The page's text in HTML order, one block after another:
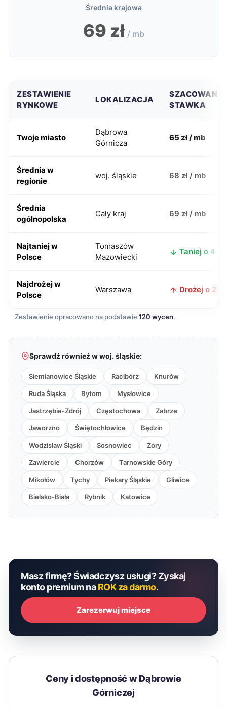
Średnia krajowa
69 zł / mb
ZESTAWIENIE
RYNKOWE
LOKALIZACJA
SZACOWANA
STAWKA
Twoje miasto
Dąbrowa
Górnicza
65 zł / mb
Średnia w
regionie
woj. śląskie 68 zł / mb
Średnia
ogólnopolska
Cały kraj 69 zł / mb
Najtaniej w
Polsce
Tomaszów
Mazowiecki
Taniej o 4 zł
Najdrożej w
Polsce
Warszawa Drożej o 23
Zestawienie opracowano na podstawie 120 wycen.
Sprawdź również w woj. śląskie:
Siemianowice Śląskie Racibórz Knurów
Ruda Śląska Bytom Mysłowice
Jastrzębie-Zdrój Częstochowa Zabrze
Jaworzno Świętochłowice Będzin
Wodzisław Śląski Sosnowiec Żory
Zawiercie Chorzów Tarnowskie Góry
Mikołów Tychy Piekary Śląskie Gliwice
Bielsko-Biała Rybnik Katowice
Masz firmę? Świadczysz usługi? Zyskaj
konto premium naROK za darmo.
Zarezerwuj miejsce
Ceny i dostępność w Dąbrowie
Górniczej